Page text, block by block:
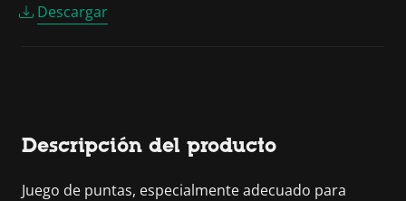
Descargar
Descripción del producto
Juego de puntas, especialmente adecuado para